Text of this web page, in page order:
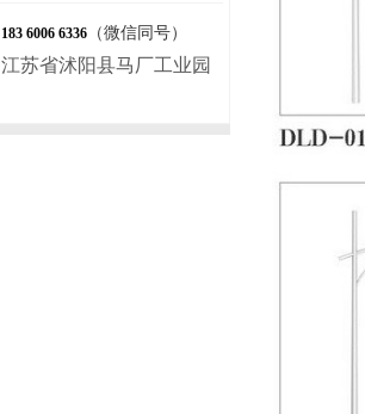
183 6006 6336 （微信同号）
江苏省沭阳县马厂工业园